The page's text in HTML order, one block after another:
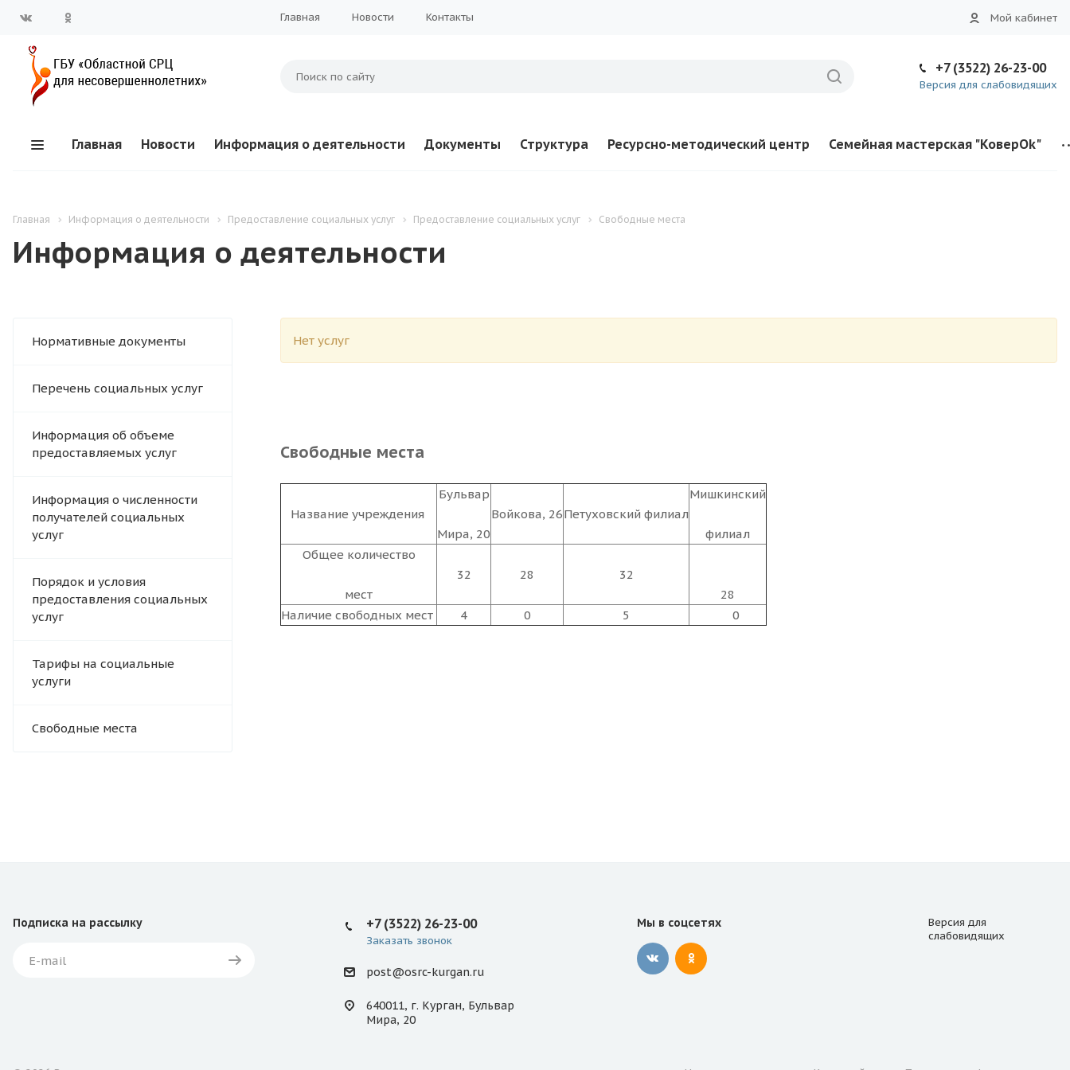
Главная Новости Контакты Мой кабинет
+7 (3522) 26-23-00
Версия для слабовидящих
Главная Новости Информация о деятельности Документы Структура Ресурсно-методический центр Семейная мастерская "КоверOk"
Главная Информация о деятельности Предоставление социальных услуг Предоставление социальных услуг Свободные места
Информация о деятельности
Нормативные документы
Перечень социальных услуг
Информация об объеме
предоставляемых услуг
Информация о численности
получателей социальных
услуг
Порядок и условия
предоставления социальных
услуг
Тарифы на социальные
услуги
Свободные места
Нет услуг
Свободные места
Название учреждения
Бульвар
Мира, 20
Войкова, 26Петуховский филиал
Мишкинский
филиал
Общее количество
мест
32 28
32
28
Наличие свободных мест
4 0 5 0
Подписка на рассылку +7 (3522) 26-23-00
Заказать звонок
post@osrc-kurgan.ru
640011, г. Курган, Бульвар
Мира, 20
Мы в соцсетях
Версия для
слабовидящих